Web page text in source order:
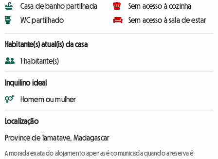
Casa de banho partilhada
WC partilhado
Sem acesso à cozinha
Sem acesso à sala de estar
Habitante(s) atual(is) da casa
1 habitante(s)
Inquilino ideal
Homem ou mulher
Localização
Province de Tamatave, Madagascar
A morada exata do alojamento apenas é comunicada quando a reserva é